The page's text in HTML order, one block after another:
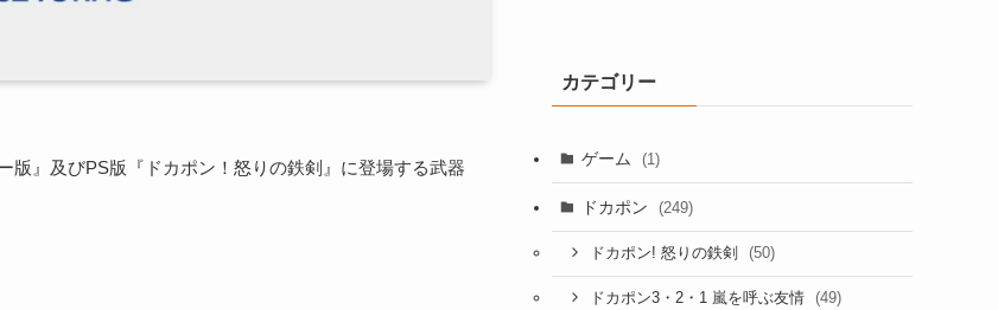
版』及びPS版『ドカポン！怒りの鉄剣』に登場する武器
カテゴリー
ゲーム (1)
ドカポン (249)
ドカポン! 怒りの鉄剣 (50)
ドカポン3・2・1 嵐を呼ぶ友情 (49)